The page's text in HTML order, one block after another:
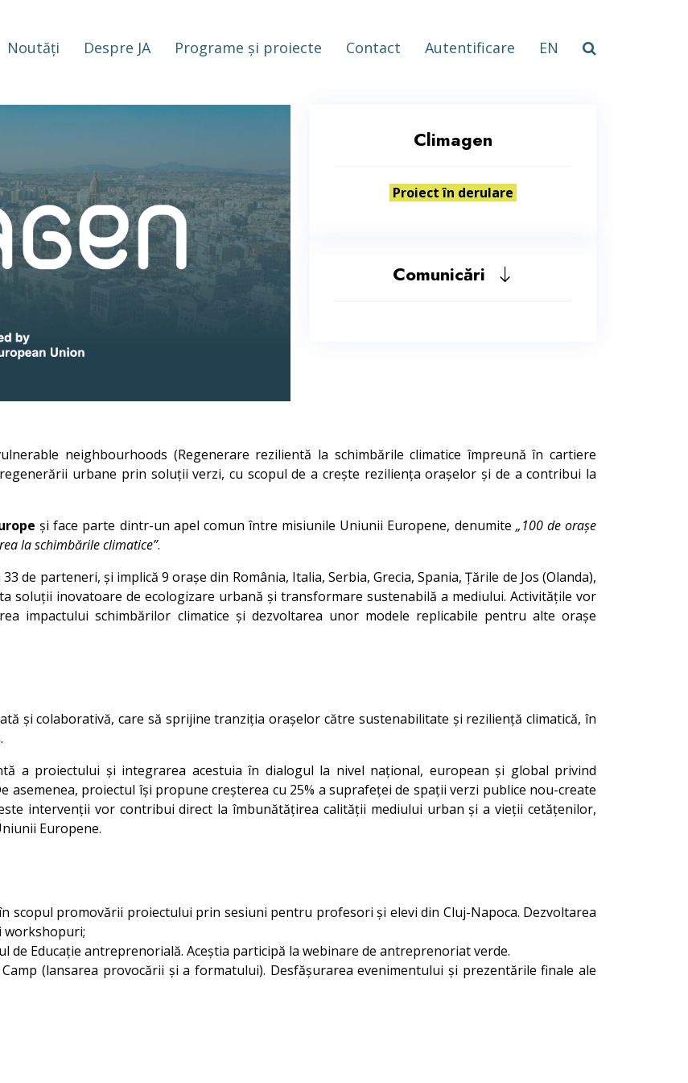
Noutăți Despre JA Programe și proiecte Contact Autentificare EN
Climagen
Proiect în derulare
Comunicări
neighbourhoods (Regenerare rezilientă la schimbările climatice împreună în cartiere
urbane prin soluții verzi, cu scopul de a crește reziliența orașelor și de a contribui la
și face parte dintr-un apel comun între misiunile Uniunii Europene, denumite „100 de orașe
la schimbările climatice”.
de parteneri, și implică 9 orașe din România, Italia, Serbia, Grecia, Spania, Țările de Jos (Olanda),
soluții inovatoare de ecologizare urbană și transformare sustenabilă a mediului. Activitățile vor
impactului schimbărilor climatice și dezvoltarea unor modele replicabile pentru alte orașe
și colaborativă, care să sprijine tranziția orașelor către sustenabilitate și reziliență climatică, în
a proiectului și integrarea acestuia în dialogul la nivel național, european și global privind
asemenea, proiectul își propune creșterea cu 25% a suprafeței de spații verzi publice nou-create
intervenții vor contribui direct la îmbunătățirea calității mediului urban și a vieții cetățenilor,
Europene.
scopul promovării proiectului prin sesiuni pentru profesori și elevi din Cluj-Napoca. Dezvoltarea
workshopuri;
Educație antreprenorială. Aceștia participă la webinare de antreprenoriat verde.
(lansarea provocării și a formatului). Desfășurarea evenimentului și prezentările finale ale